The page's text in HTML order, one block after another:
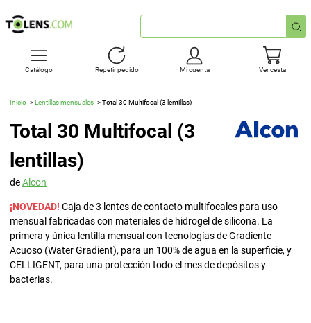
Búsqueda
rápida
Catálogo Repetir pedido Mi cuenta Ver cesta
Inicio Lentillas mensuales Total 30 Multifocal (3 lentillas)
Total 30 Multifocal (3
lentillas)
deAlcon
¡NOVEDAD! Caja de 3 lentes de contacto multifocales para uso
mensual fabricadas con materiales de hidrogel de silicona. La
primera y única lentilla mensual con tecnologías de Gradiente
Acuoso (Water Gradient), para un 100% de agua en la superficie, y
CELLIGENT, para una protección todo el mes de depósitos y
bacterias.